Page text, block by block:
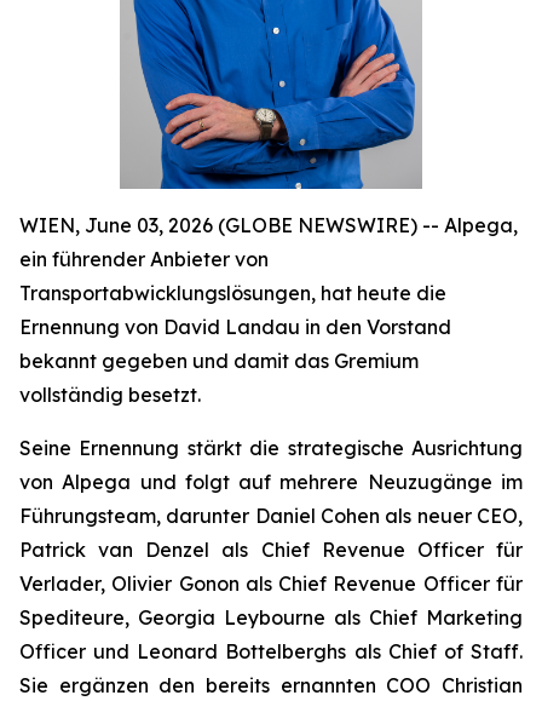
WIEN, June 03, 2026 (GLOBE NEWSWIRE) -- Alpega,
ein führender Anbieter von
Transportabwicklungslösungen, hat heute die
Ernennung von David Landau in den Vorstand
bekannt gegeben und damit das Gremium
vollständig besetzt.
Seine Ernennung stärkt die strategische Ausrichtung
von Alpega und folgt auf mehrere Neuzugänge im
Führungsteam, darunter Daniel Cohen als neuer CEO,
Patrick van Denzel als Chief Revenue Officer für
Verlader, Olivier Gonon als Chief Revenue Officer für
Spediteure, Georgia Leybourne als Chief Marketing
Officer und Leonard Bottelberghs als Chief of Staff.
Sie ergänzen den bereits ernannten COO Christian